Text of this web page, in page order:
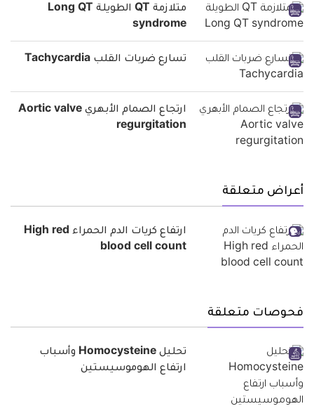
متلازمة QT الطويلة Long QT
syndrome
تسارع ضربات القلب Tachycardia
ارتجاع الصمام الأبهري Aortic valve
regurgitation
أعراض متعلقة
ارتفاع كريات الدم الحمراء High red
blood cell count
فحوصات متعلقة
تحليل Homocysteine وأسباب
ارتفاع الهوموسيستين